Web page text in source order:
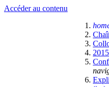
Accéder au contenu
2015